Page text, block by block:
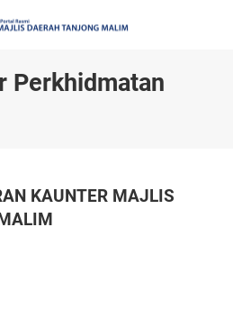
Perkhidmatan
KAUNTER MAJLIS